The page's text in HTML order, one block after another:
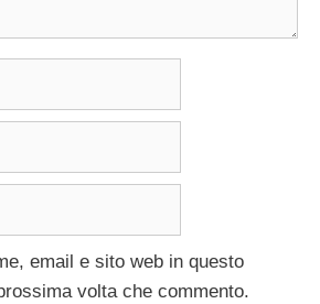
email e sito web in questo
volta che commento.